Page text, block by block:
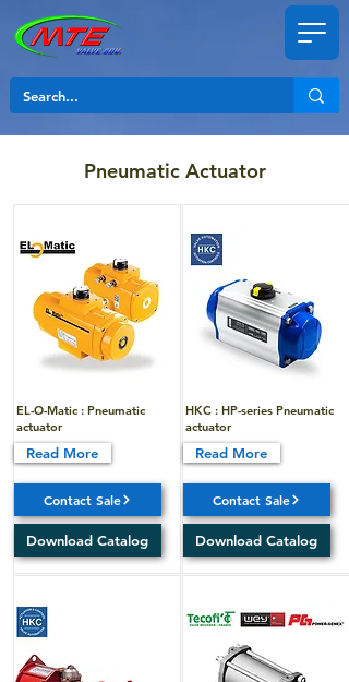
Pneumatic Actuator
EL-O-Matic : Pneumatic
actuator
Read More
Contact Sale
Download Catalog
HKC : HP-series Pneumatic
actuator
Read More
Contact Sale
Download Catalog